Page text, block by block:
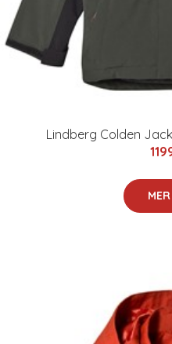
Lindberg Colden